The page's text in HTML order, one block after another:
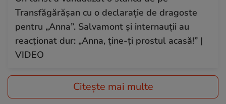
Transfăgărășan cu o declarație de dragoste
pentru „Anna”. Salvamont și internauții au
reacționat dur: „Anna, ține-ți prostul acasă!” |
VIDEO
Citește mai multe